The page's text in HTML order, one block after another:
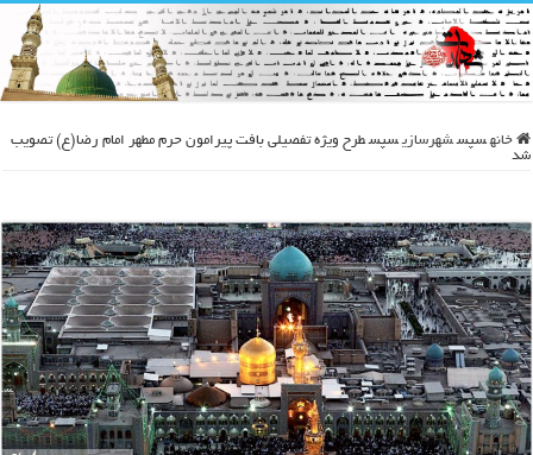
خانه سپس شهرسازی سپس طرح ویژه تفصیلی بافت پیرامون حرم مطهر امام رضا(ع) تصویب
شد